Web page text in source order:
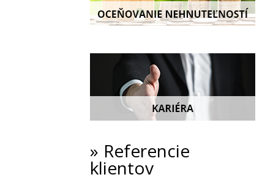
Referencie
klientov